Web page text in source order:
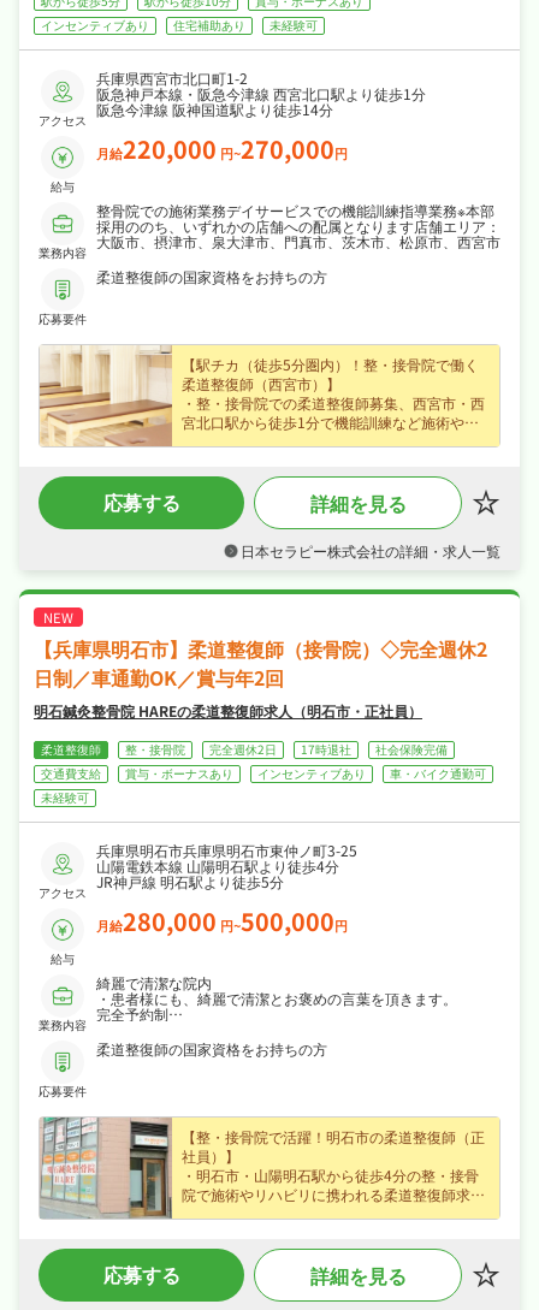
インセンティブあり
住宅補助あり 未経験可
アクセス
兵庫県西宮市北口町1-2
阪急神戸本線・阪急今津線 西宮北口駅より徒歩1分
阪急今津線 阪神国道駅より徒歩14分
給与
月給220,000 円~270,000円
業務内容
整骨院での施術業務デイサービスでの機能訓練指導業務※本部
採用ののち、いずれかの店舗への配属となります店舗エリア：
大阪市、摂津市、泉大津市、門真市、茨木市、松原市、西宮市
応募要件
柔道整復師の国家資格をお持ちの方
【駅チカ（徒歩5分圏内）！整・接骨院で働く
柔道整復師（西宮市）】
・整・接骨院での柔道整復師募集、西宮市・西
宮北口駅から徒歩1分で機能訓練など施術やリ
・正社員で月給22〜27万円、賞与あり・住宅手
当など各種手当・昇給ありなど好待遇で、あな
たの経験を正当に評価します！
リハリよく働け、年末年始休暇など長期休暇も
・社会保険完備、住宅補助・社宅制度あり、研
応募する 詳細を見る
日本セラピー株式会社の詳細・求人一覧
【兵庫県明石市】柔道整復師（接骨院）◇完全週休2
日制／車通勤OK／賞与年2回
明石鍼灸整骨院 HAREの柔道整復師求人（明石市・正社員）
柔道整復師 整・接骨院 完全週休2日 17時退社
社会保険完備
交通費支給
賞与・ボーナスあり インセンティブあり
車・バイク通勤可
未経験可
アクセス
兵庫県明石市兵庫県明石市東仲ノ町3-25
山陽電鉄本線 山陽明石駅より徒歩4分
JR神戸線 明石駅より徒歩5分
給与
月給280,000 円~500,000円
業務内容
綺麗で清潔な院内
・患者様にも、綺麗で清潔とお褒めの言葉を頂きます。
完全予約制
患者様1人1人としっかり向き合えます。
通われている患者様層
20代～40代
応募要件
柔道整復師の国家資格をお持ちの方
【整・接骨院で活躍！明石市の柔道整復師（正
社員）】
・明石市・山陽明石駅から徒歩4分の整・接骨
院で施術やリハビリに携われる柔道整復師求
・正社員で月給28〜50万円、賞与年2回・昇給
ありなど好待遇で、安定した収入を目指せま
応募する 詳細を見る